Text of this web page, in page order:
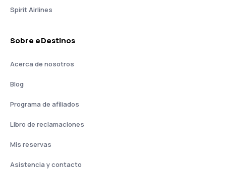
Spirit Airlines
Sobre eDestinos
Acerca de nosotros
Blog
Programa de afiliados
Libro de reclamaciones
Mis reservas
Asistencia y contacto